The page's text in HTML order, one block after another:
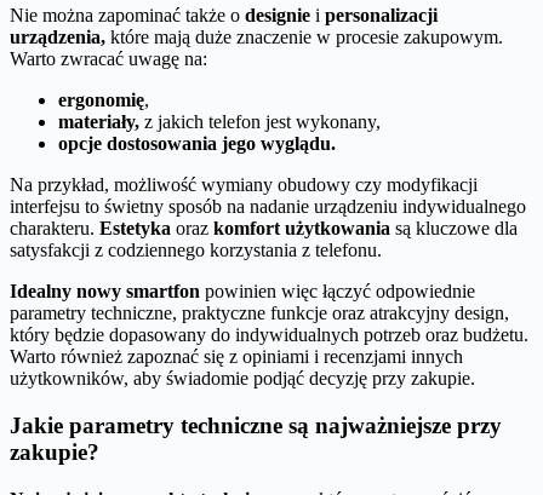
Nie można zapominać także o designie i personalizacji
urządzenia, które mają duże znaczenie w procesie zakupowym.
Warto zwracać uwagę na:
ergonomię,
materiały, z jakich telefon jest wykonany,
opcje dostosowania jego wyglądu.
Na przykład, możliwość wymiany obudowy czy modyfikacji
interfejsu to świetny sposób na nadanie urządzeniu indywidualnego
charakteru. Estetyka oraz komfort użytkowania są kluczowe dla
satysfakcji z codziennego korzystania z telefonu.
Idealny nowy smartfon powinien więc łączyć odpowiednie
parametry techniczne, praktyczne funkcje oraz atrakcyjny design,
który będzie dopasowany do indywidualnych potrzeb oraz budżetu.
Warto również zapoznać się z opiniami i recenzjami innych
użytkowników, aby świadomie podjąć decyzję przy zakupie.
Jakie parametry techniczne są najważniejsze przy
zakupie?